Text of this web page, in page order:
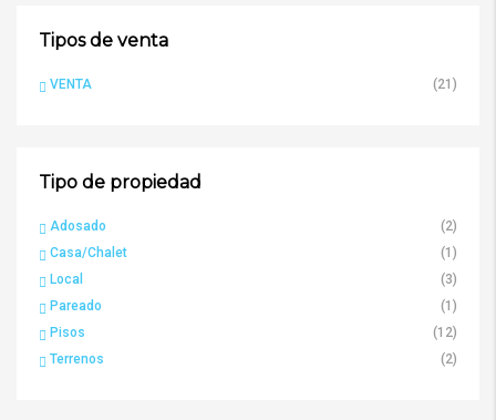
Tipos de venta
VENTA (21)
Tipo de propiedad
Adosado
(2)
Casa/Chalet
(1)
Local
(3)
Pareado
(1)
Pisos
(12)
Terrenos
(2)